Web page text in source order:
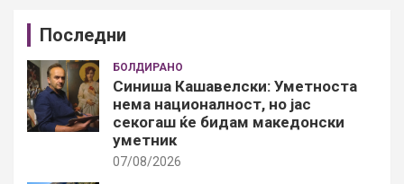
Последни
БОЛДИРАНО
Синиша Кашавелски: Уметноста
нема националност, но јас
секогаш ќе бидам македонски
уметник
07/08/2026